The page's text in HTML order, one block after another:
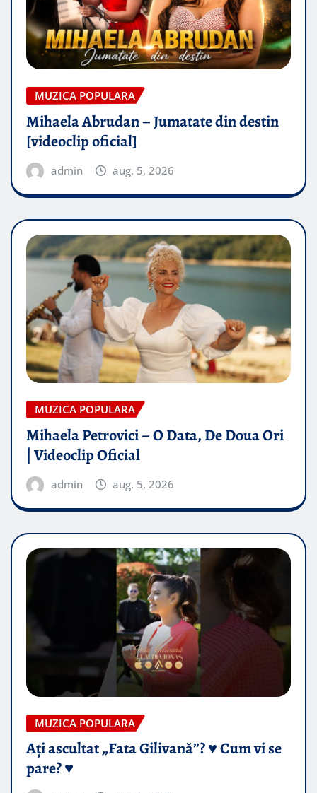
MUZICA POPULARA
Mihaela Abrudan – Jumatate din destin
[videoclip oficial]
admin aug. 5, 2026
MUZICA POPULARA
Mihaela Petrovici – O Data, De Doua Ori
| Videoclip Oficial
admin aug. 5, 2026
MUZICA POPULARA
Ați ascultat „Fata Gilivană”? ♥️ Cum vi se
pare? ♥️